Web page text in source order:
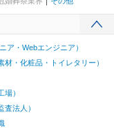
ア・Webエンジニア）
材・化粧品・トイレタリー）
）
法人）